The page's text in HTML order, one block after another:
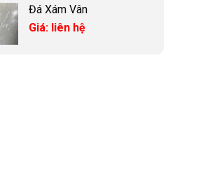
Đá Xám Vân
Giá: liên hệ